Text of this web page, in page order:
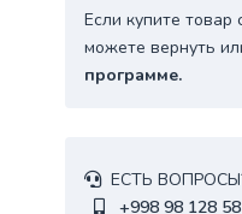
Если купите товар
можете вернуть
программе.
ЕСТЬ
+998 98 128